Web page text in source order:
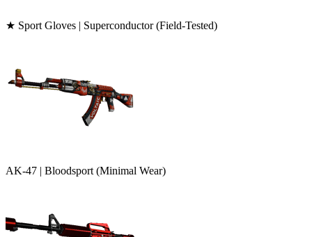
★ Sport Gloves | Superconductor (Field-Tested)
AK-47 | Bloodsport (Minimal Wear)